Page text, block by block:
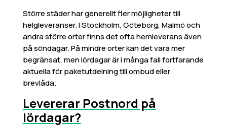
Större städer har generellt fler möjligheter till
helgleveranser. I Stockholm, Göteborg, Malmö och
andra större orter finns det ofta hemleverans även
på söndagar. På mindre orter kan det vara mer
begränsat, men lördagar är i många fall fortfarande
aktuella för paketutdelning till ombud eller
brevlåda.
Levererar Postnord på
lördagar?